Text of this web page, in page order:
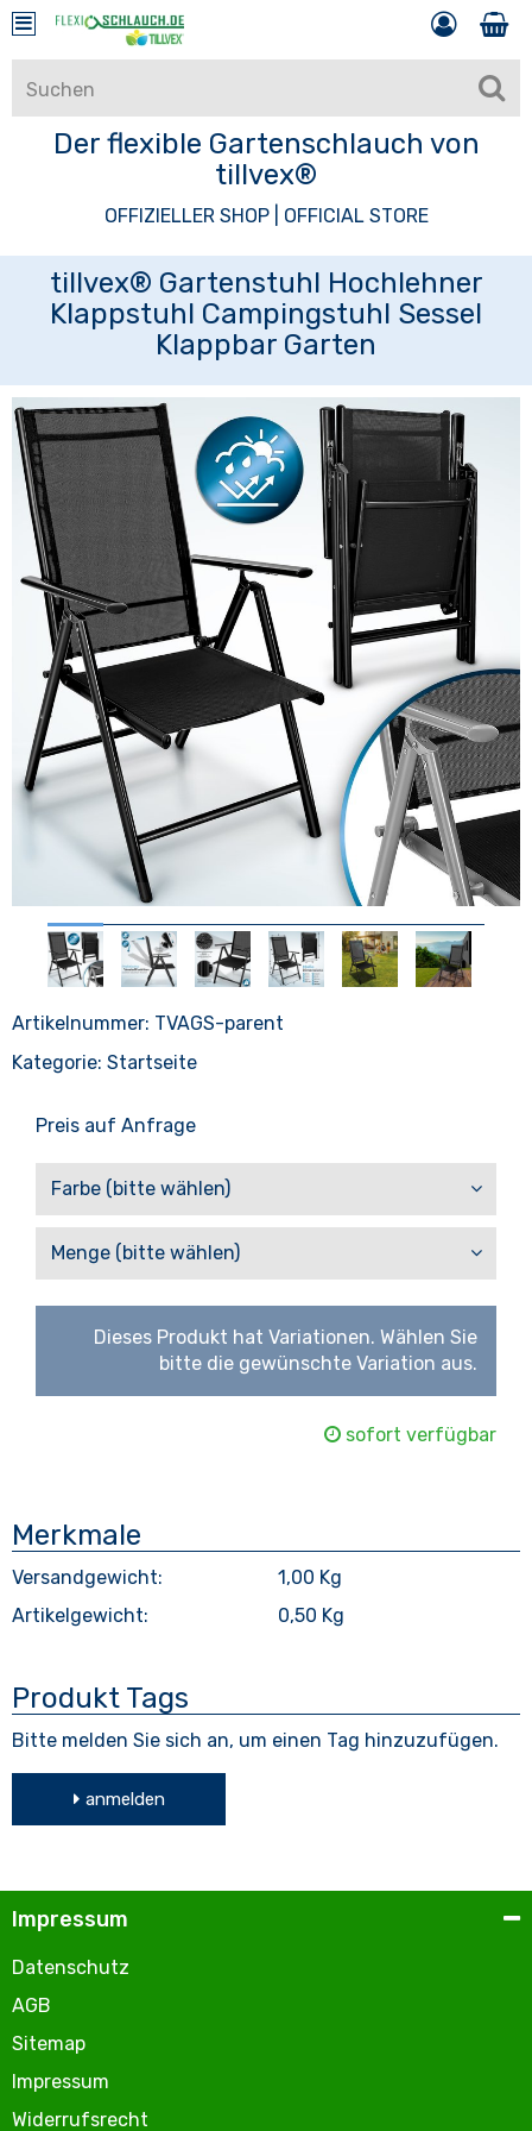
Der flexible Gartenschlauch von
tillvex®
OFFIZIELLER SHOP | OFFICIAL STORE
tillvex® Gartenstuhl Hochlehner
Klappstuhl Campingstuhl Sessel
Klappbar Garten
Artikelnummer: TVAGS-parent
Kategorie: Startseite
Preis auf Anfrage
Farbe (bitte wählen)
Menge (bitte wählen)
Dieses Produkt hat Variationen. Wählen Sie
bitte die gewünschte Variation aus.
sofort verfügbar
Merkmale
Versandgewicht:
1,00 Kg
Artikelgewicht:
0,50 Kg
Produkt Tags
Bitte melden Sie sich an, um einen Tag hinzuzufügen.
anmelden
Impressum
Datenschutz
AGB
Sitemap
Impressum
Widerrufsrecht